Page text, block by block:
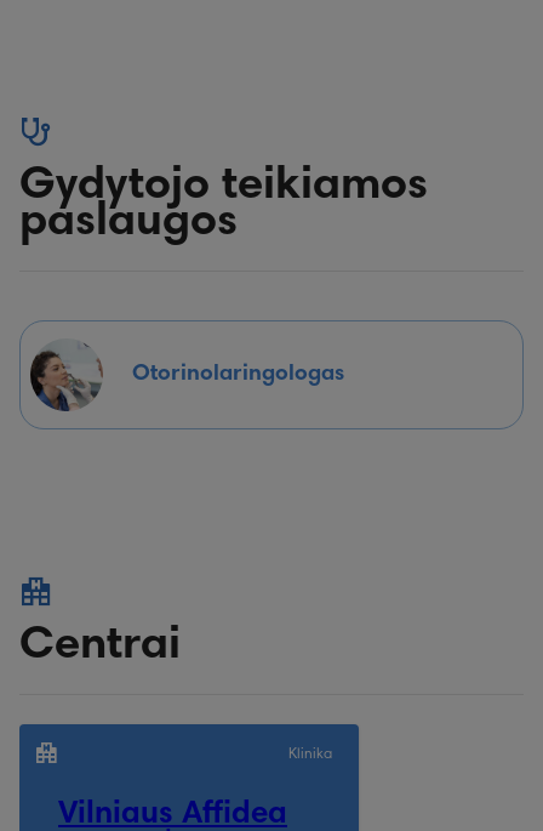
Gydytojo teikiamos
paslaugos
Otorinolaringologas
Centrai
Klinika
Vilniaus Affidea